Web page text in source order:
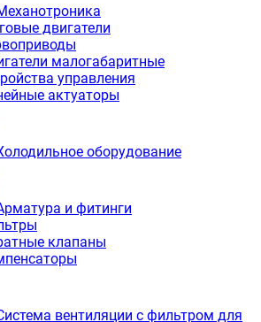
двигатели
малогабаритные
управления
актуаторы
оборудование
и фитинги
клапаны
вентиляции с фильтром для